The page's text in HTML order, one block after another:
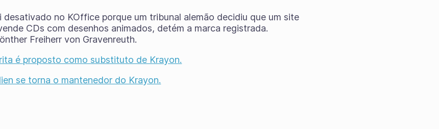
desativado no KOffice porque um tribunal alemão decidiu que um site
CDs com desenhos animados, detém a marca registrada.
Freiherr von Gravenreuth.
é proposto como substituto de Krayon.
se torna o mantenedor do Krayon.